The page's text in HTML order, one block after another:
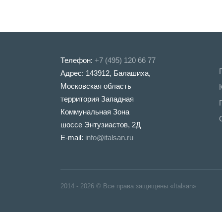
Телефон: +7 (495) 120 66 77
Адрес: 143912, Балашиха,
Московская область
территория Западная
Коммунальная Зона
шоссе Энтузиастов, 2Д
E-mail: info@italsan.ru
2014 - 2026 © Все права защищены «Italsan»